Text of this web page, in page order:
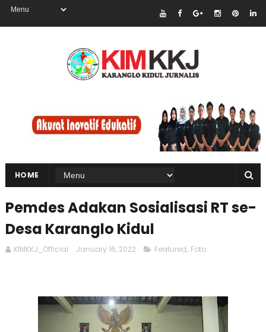
HOME
Pemdes Adakan Sosialisasi RT se-
Desa Karanglo Kidul
KIMKKJ_Official January 16, 2022 Featured, Foto